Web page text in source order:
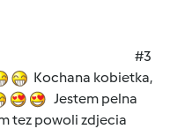
#3
Kochana kobietka,
Jestem pelna
tez powoli zdjecia